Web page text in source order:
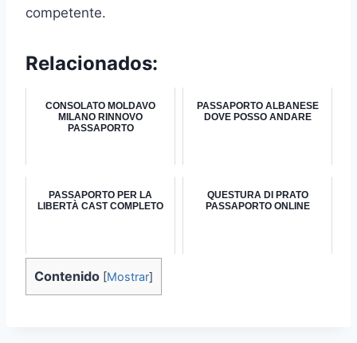
competente.
Relacionados:
CONSOLATO MOLDAVO
MILANO RINNOVO
PASSAPORTO
PASSAPORTO ALBANESE
DOVE POSSO ANDARE
PASSAPORTO PER LA
LIBERTÀ CAST COMPLETO
QUESTURA DI PRATO
PASSAPORTO ONLINE
Contenido [Mostrar]